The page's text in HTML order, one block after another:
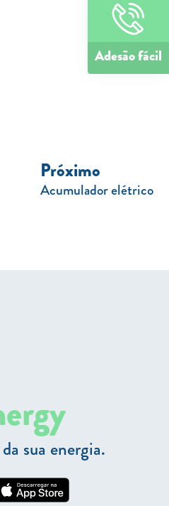
Próximo
Acumulador elétrico
sua energia.
Adesão fácil